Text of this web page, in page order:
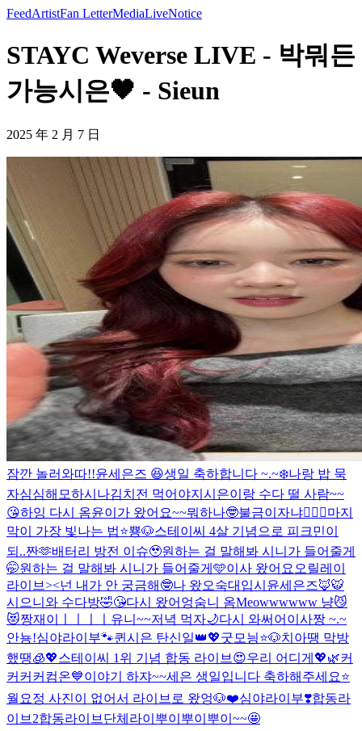
FeedArtistFan LetterMediaLiveNotice
STAYC Weverse LIVE - 박뭐든
가능시은🖤 - Sieun
2025 年 2 月 7 日
잠깐 놀러와따!!윤세은즈 😆생일 축하합니다 ~.~❄️나랑 밥 묵
자심심해 모하시나김치전 먹어야지 시은이랑 수다 떨 사람~~
😘하잉 다시 옴윤이가 왔어요~~뭐하나🤓불금이자냐❤️‍🔥🐶마지
막이 가장 빛나는 법⭐️뿅🐶스테이씨 4살 기념으로 피크민이
되..짠🫶배터리 방전 이슈🥹원하는 걸 말해봐 시니가 들어줄게
🤭원하는 걸 말해봐 시니가 들어줄게🩵이사 왔어요오 릴레이
라이브><넌 내가 안 궁금해🤓나 왔오숙대입시 윤세은즈🦊🐯
시으니와 수다방🤣😘다시 왔어엉숨니 옴Meowwwwww 냥😼
😻짱재이ㅣㅣㅣㅣ 유니~~저녁 먹자🌙다시 와써어 이사짱 ~.~
안뇽!심야라이부🐾퀸시은 탄신일👑💖굿모닁⭐️🐶치아땡 막방
했땡🧊💖스테이씨 1위 기념 합동 라이브😍우리 어디게💖🌿커
커커커컴온💙이야기 하쟈~~세은 생일입니다 축하해주세요⭐️
월요정 사진이 없어서 라이브로 왔엉🐶❤️심야라이부❣️합동라
이브2합동라이브 단체라이뿌이뿌이뿌이~~🤩